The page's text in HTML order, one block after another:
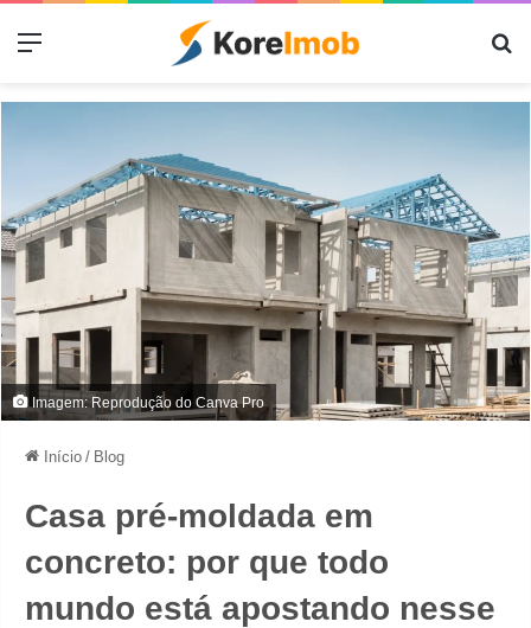
Menu
Imagem: Reprodução do Canva Pro
Início / Blog
Casa pré-moldada em
concreto: por que todo
mundo está apostando nesse